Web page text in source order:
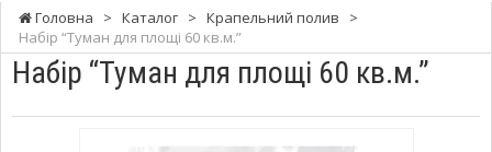
Головна > Каталог > Крапельний полив
>
Набір “Туман для площі 60 кв.м.”
Набір “Туман для площі 60 кв.м.”